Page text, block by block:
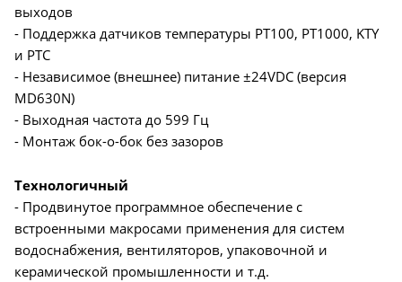
выходов
- Поддержка датчиков температуры PT100, PT1000, KTY
и PTC
- Независимое (внешнее) питание ±24VDC (версия
MD630N)
- Выходная частота до 599 Гц
- Монтаж бок-о-бок без зазоров
Технологичный
- Продвинутое программное обеспечение с
встроенными макросами применения для систем
водоснабжения, вентиляторов, упаковочной и
керамической промышленности и т.д.